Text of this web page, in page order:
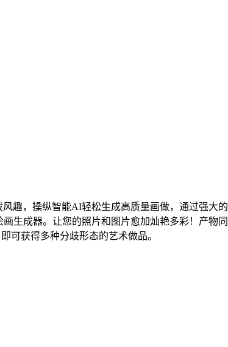
，操纵智能AI轻松生成高质量画做，通过强大
生成器。让您的照片和图片愈加灿艳多彩！产物
可获得多种分歧形态的艺术做品。